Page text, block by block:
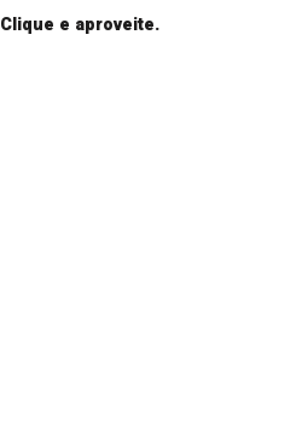
Clique e aproveite.